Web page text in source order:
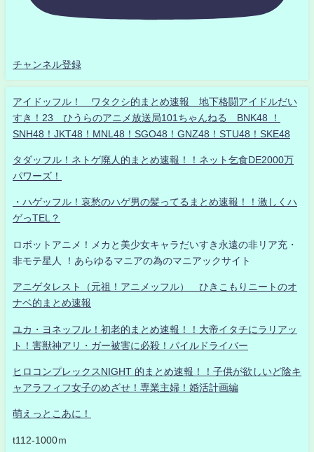
チャンネル登録
アイドッフル！ ワタクシ的まとめ速報 地下格闘アイドルだい
すき！23 ひうらのアニメ放送局101ちゃんねる BNK48 ！
SNH48！JKT48！MNL48！SGO48！GNZ48！STU48！SKE48
タダッフル！ネトゲ廃人的まとめ速報！！ネット乞食DE2000万
パワーズ！
・ハゲッフル！哀愁のハゲ男の髪ってるまとめ速報！！激しくハ
ゲっTEL？
ロボットアニメ！メカと美少女キャラだいすき永遠の非リア充・
非モテ星人 ！あらゆるマニアの為のマニアックサイト
アニゲタレスト（元祖！アニメッフル） ひきこもりニートのオ
ナベ的まとめ速報
ユカ・ヨネッフル！初老的まとめ速報！！大帝イタチにラリアッ
ト！害獣神アリ・ガー被害に必殺！パイルドライバー
ヒロコンプレックスNIGHT 的まとめ速報！！子供が欲しいど陰キ
ャアラフィフ女子のめざせ！専業主婦！婚活計画編
萌えっとこあに！
t112-1000ｍ